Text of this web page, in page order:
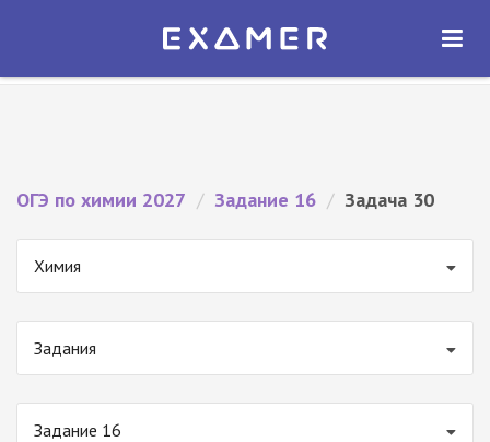
Экзамер — ЕГЭ 2027
ОТКРЫТЬ
ОГЭ по химии 2027 / Задание 16 / Задача 30
Химия
Задания
Задание 16